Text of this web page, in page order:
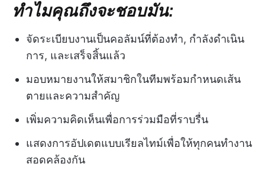
ทำไมคุณถึงจะชอบมัน:
จัดระเบียบงานเป็นคอลัมน์ที่ต้องทำ, กำลังดำเนิน
การ, และเสร็จสิ้นแล้ว
มอบหมายงานให้สมาชิกในทีมพร้อมกำหนดเส้น
ตายและความสำคัญ
เพิ่มความคิดเห็นเพื่อการร่วมมือที่ราบรื่น
แสดงการอัปเดตแบบเรียลไทม์เพื่อให้ทุกคนทำงาน
สอดคล้องกัน